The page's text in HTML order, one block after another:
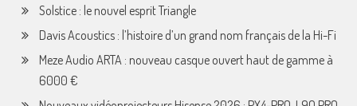
Solstice : le nouvel esprit Triangle
Davis Acoustics : l’histoire d’un grand nom français de la Hi-Fi
Meze Audio ARTA : nouveau casque ouvert haut de gamme à
6000 €